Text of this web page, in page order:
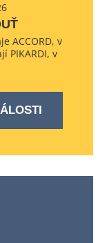
ACCORD, v
PIKARDI, v